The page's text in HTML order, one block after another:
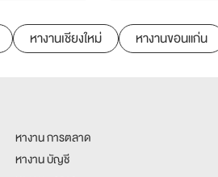
หางานเชียงใหม่ หางานขอนแก่น
หางาน การตลาด
หางาน บัญชี